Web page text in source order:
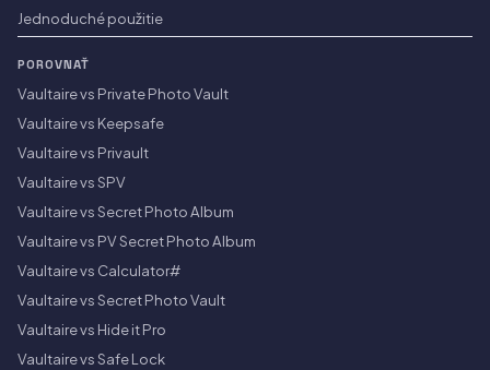
Jednoduché použitie
POROVNAŤ
Vaultaire vs Private Photo Vault
Vaultaire vs Keepsafe
Vaultaire vs Privault
Vaultaire vs SPV
Vaultaire vs Secret Photo Album
Vaultaire vs PV Secret Photo Album
Vaultaire vs Calculator#
Vaultaire vs Secret Photo Vault
Vaultaire vs Hide it Pro
Vaultaire vs Safe Lock